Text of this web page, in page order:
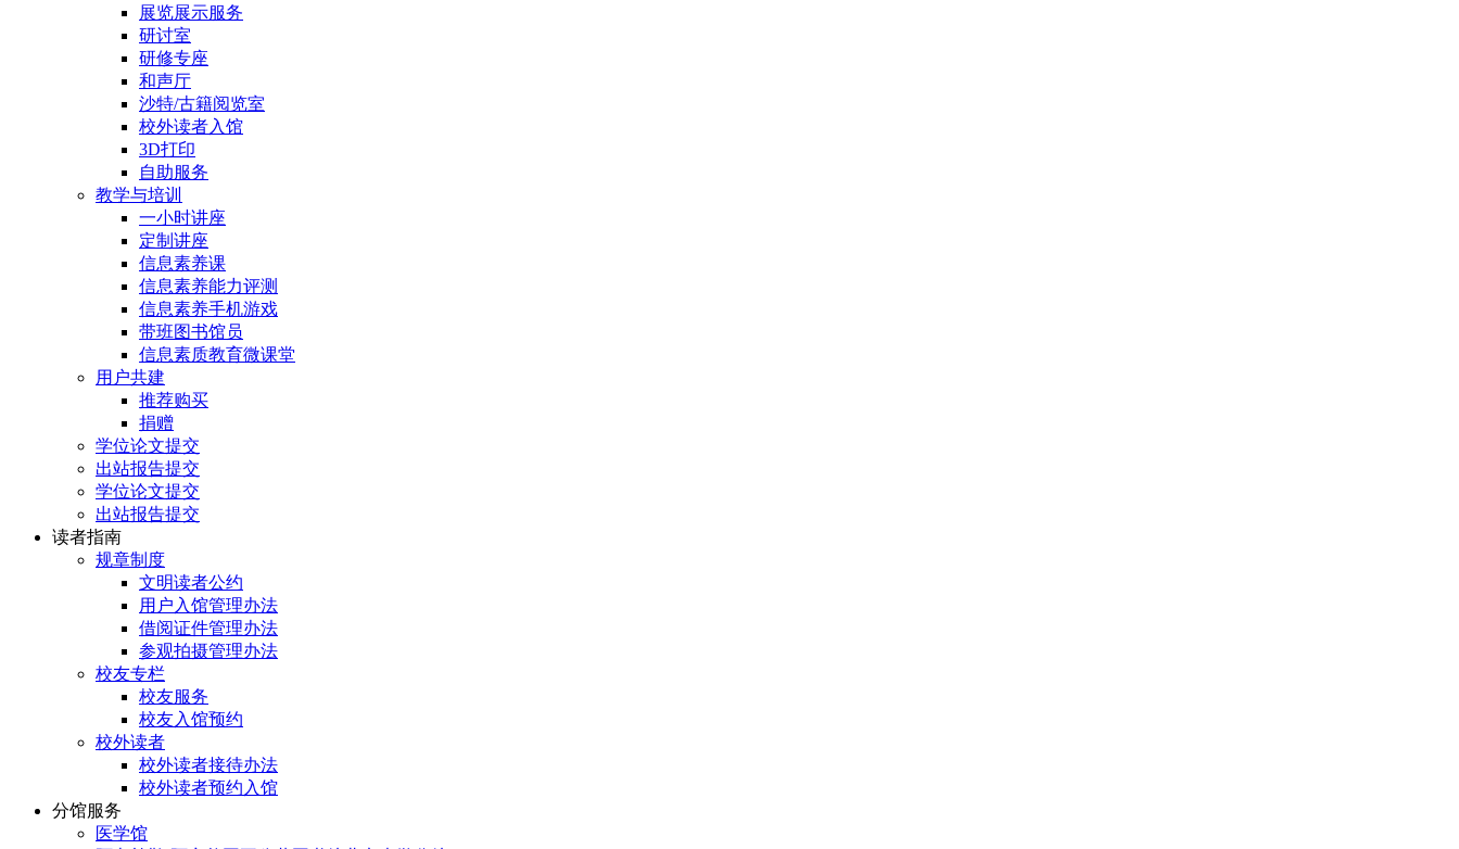
展览展示服务
研讨室
研修专座
和声厅
沙特/古籍阅览室
校外读者入馆
3D打印
自助服务
教学与培训
一小时讲座
定制讲座
信息素养课
信息素养能力评测
信息素养手机游戏
带班图书馆员
信息素质教育微课堂
用户共建
推荐购买
捐赠
学位论文提交
出站报告提交
学位论文提交
出站报告提交
读者指南
规章制度
文明读者公约
用户入馆管理办法
借阅证件管理办法
参观拍摄管理办法
校友专栏
校友服务
校友入馆预约
校外读者
校外读者接待办法
校外读者预约入馆
分馆服务
医学馆